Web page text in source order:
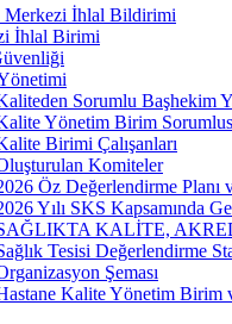
İhlal Bildirimi
İhlal Birimi
Sorumlu Başhekim
Yönetim Birim
Birimi Çalışanları
Komiteler
Öz Değerlendirme Planı
Yılı SKS Kapsamında
KALİTE,
Tesisi Değerlendirme
Şeması
Kalite Yönetim Birim